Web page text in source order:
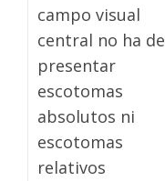
campo visual
central no ha de
presentar
escotomas
absolutos ni
escotomas
relativos